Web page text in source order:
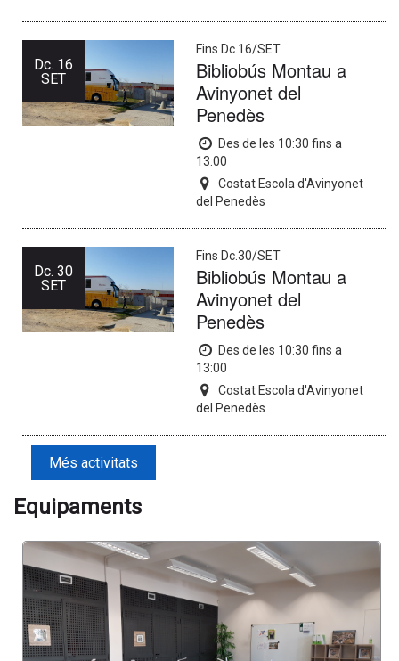
Dc. 16
SET
Fins Dc.16/SET
Bibliobús Montau a
Avinyonet del
Penedès
Des de les 10:30 fins a
13:00
Costat Escola d'Avinyonet
del Penedès
Dc. 30
SET
Fins Dc.30/SET
Bibliobús Montau a
Avinyonet del
Penedès
Des de les 10:30 fins a
13:00
Costat Escola d'Avinyonet
del Penedès
Més activitats
Equipaments